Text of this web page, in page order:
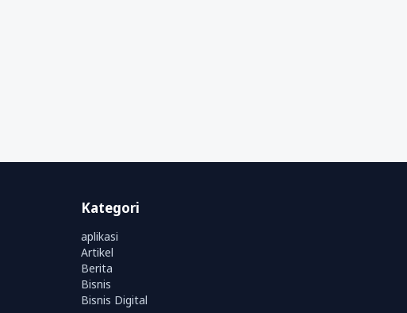
Kategori
aplikasi
Artikel
Berita
Bisnis
Bisnis Digital